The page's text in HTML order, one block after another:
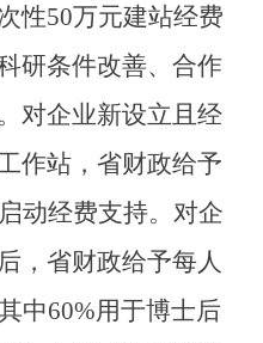
性50万元建站经费
研条件改善、合作
对企业新设立且经
作站，省财政给予
动经费支持。对企
，省财政给予每人
中60%用于博士后